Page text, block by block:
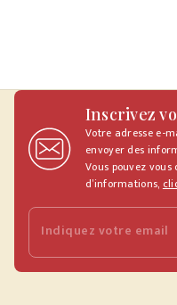
Inscrivez
Votre adresse e-
envoyer des
Vous pouvez
d’informations,
Indiquez votre email